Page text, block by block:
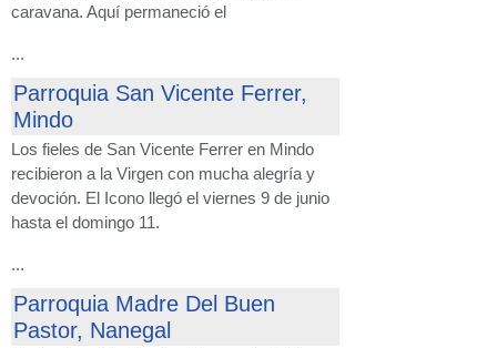
caravana. Aquí permaneció el
...
Parroquia San Vicente Ferrer,
Mindo
Los fieles de San Vicente Ferrer en Mindo
recibieron a la Virgen con mucha alegría y
devoción. El Icono llegó el viernes 9 de junio
hasta el domingo 11.
...
Parroquia Madre Del Buen
Pastor, Nanegal